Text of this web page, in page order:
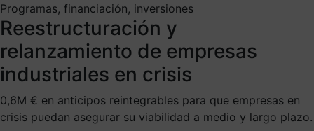
Programas, financiación, inversiones
Reestructuración y
relanzamiento de empresas
industriales en crisis
0,6M € en anticipos reintegrables para que empresas en
crisis puedan asegurar su viabilidad a medio y largo plazo.